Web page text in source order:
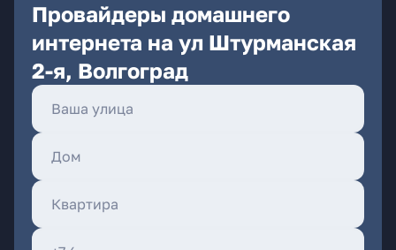
Провайдеры домашнего
интернета на ул Штурманская
2-я, Волгоград